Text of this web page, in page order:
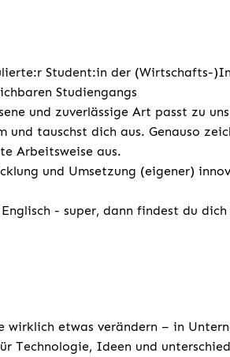
Student:in der (Wirtschafts-
Studiengangs
und zuverlässige Art passt zu
und tauschst dich aus. Genauso
Arbeitsweise aus.
und Umsetzung (eigener)
- super, dann findest du
etwas verändern – in
Technologie, Ideen und